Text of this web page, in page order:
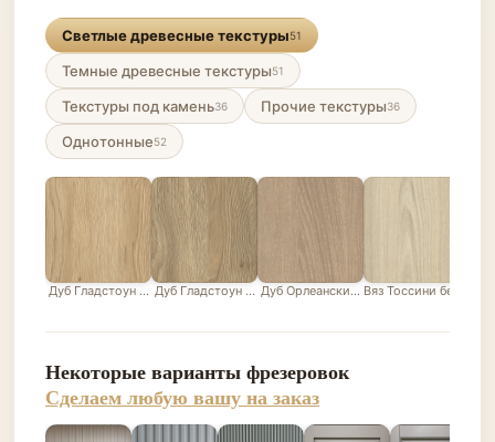
Светлые древесные текстуры51
Темные древесные текстуры51
Текстуры под камень36 Прочие текстуры36
Однотонные52
Дуб Гладстоун песочныйДуб Гладстоун серо-бежевыйДуб Орлеанский песочно-бежевый
Вяз Тоссини белый
Некоторые варианты фрезеровок
Сделаем любую вашу на заказ